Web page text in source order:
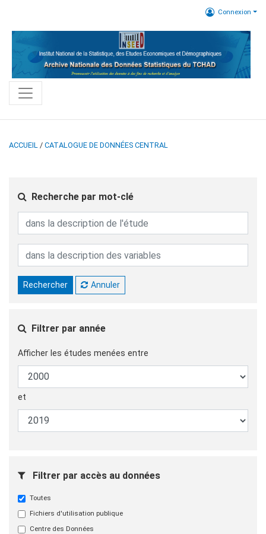
Connexion
ACCUEIL / CATALOGUE DE DONNÉES CENTRAL
Recherche par mot-clé
Rechercher Annuler
Filtrer par année
Afficher les études menées entre
et
Filtrer par accès au données
Toutes
Fichiers d'utilisation publique
Centre des Données